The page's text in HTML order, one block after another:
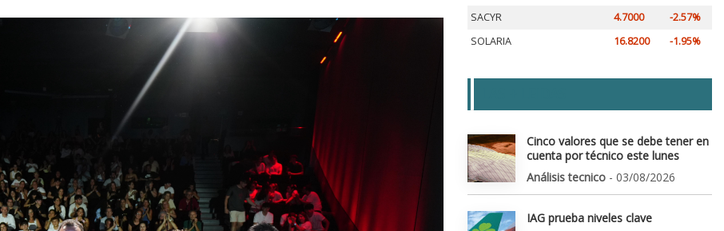
SACYR
4.7000
-2.57%
SOLARIA
16.8200 -1.95%
Cinco valores que se debe tener en
cuenta por técnico este lunes
Análisis tecnico - 03/08/2026
IAG prueba niveles clave